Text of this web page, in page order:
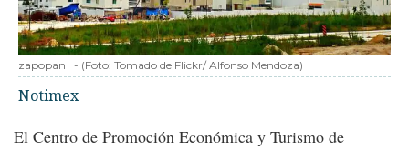
zapopan - (Foto: Tomado de Flickr/ Alfonso Mendoza)
Notimex
El Centro de Promoción Económica y Turismo de